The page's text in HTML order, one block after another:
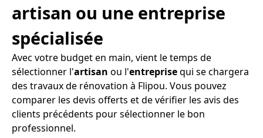
artisan ou une entreprise
spécialisée
Avec votre budget en main, vient le temps de
sélectionner l'artisan ou l'entreprisequi se chargera
des travaux de rénovation à Flipou. Vous pouvez
comparer les devis offerts et de vérifier les avis des
clients précédents pour sélectionner le bon
professionnel.